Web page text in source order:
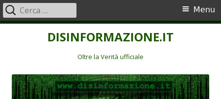
DISINFORMAZIONE.IT
Oltre la Verità ufficiale
Menu
principale
Menu
Ricerca
per: